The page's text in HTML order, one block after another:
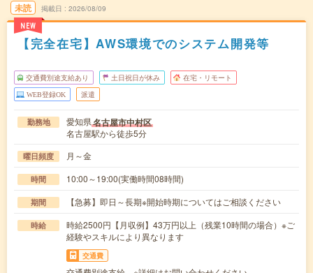
未読
NEW
掲載日 2026/08/09
【完全在宅】AWS環境でのシステム開発等
交通費別途支給あり 土日祝日が休み 在宅・リモート
WEB登録OK 派遣
勤務地 愛知県名古屋市中村区
名古屋駅から徒歩5分
曜日頻度 月～金
時間 10:00～19:00(実働時間08時間)
期間 【急募】即日～長期※開始時期についてはご相談ください
時給
時給2500円【月収例】43万円以上（残業10時間の場合）※ご
経験やスキルにより異なります
交通費